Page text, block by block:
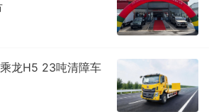
龙H5 23吨清障车